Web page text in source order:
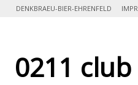
SkipDENKBRAEU-BIER-EHRENFELD
0211